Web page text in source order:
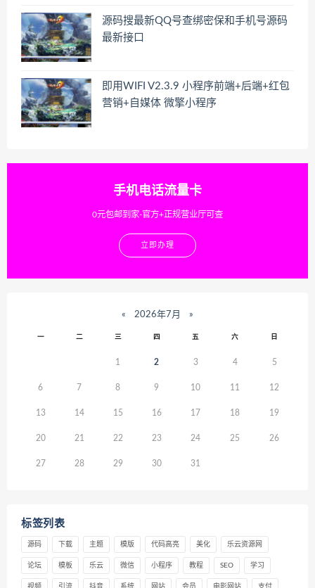
源码搜最新QQ号查绑密保和手机号源码
最新接口
即用WIFI V2.3.9 小程序前端+后端+红包
营销+自媒体 微擎小程序
手机电话流量卡
0元包邮到家-官方+正规营业厅可查
立即办理
« 2026年7月 »
一 二 三 四 五 六 日
1 2 3 4 5
6 7 8 9 10 11 12
13 14 15 16 17 18 19
20 21 22 23 24 25 26
27 28 29 30 31
标签列表
源码 下载 主题 模版 代码高亮 美化 乐云资源网
论坛 模板 乐云 微信 小程序 教程 SEO 学习